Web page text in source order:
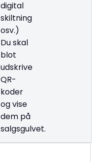
digital
skiltning
osv.)
Du skal
blot
udskrive
QR-
koder
og vise
dem på
salgsgulvet.